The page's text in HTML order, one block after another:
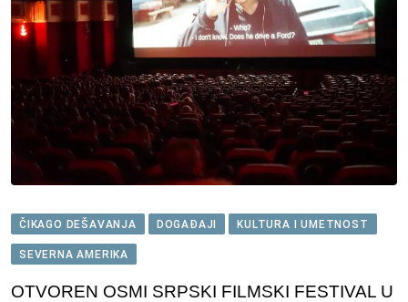
ČIKAGO DEŠAVANJA DOGAĐAJI KULTURA I UMETNOST
SEVERNA AMERIKA
OTVOREN OSMI SRPSKI FILMSKI FESTIVAL U